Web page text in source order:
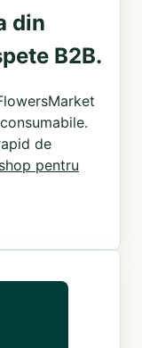
din
B2B.
de
pentru